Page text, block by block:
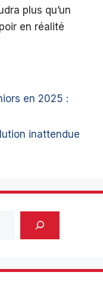
plus qu’un
en réalité
en 2025 :
inattendue